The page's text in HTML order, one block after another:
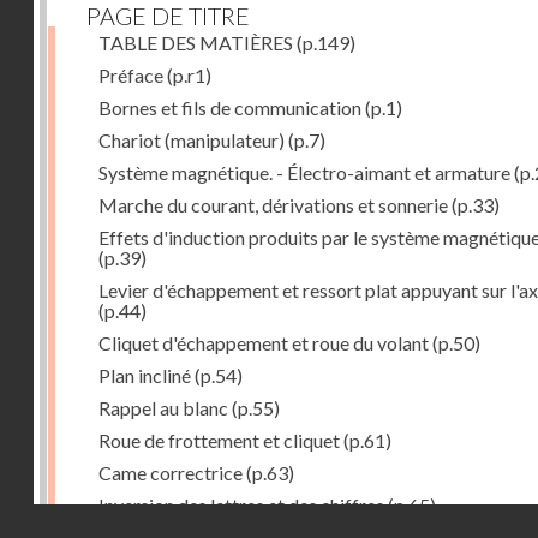
PAGE DE TITRE
TABLE DES MATIÈRES (p.149)
Préface(p.r1)
Bornes et fils de communication(p.1)
Chariot (manipulateur) (p.7)
Système magnétique. - Électro-aimant et armature
Marche du courant, dérivations et sonnerie(p.33)
Effets d'induction produits par le système
(p.39)
Levier d'échappement et ressort plat appuyant sur
(p.44)
Cliquet d'échappement et roue du volant(p.50)
Plan incliné(p.54)
Rappel au blanc (p.55)
Roue de frottement et cliquet(p.61)
Came correctrice(p.63)
Inversion des lettres et des chiffres(p.65)